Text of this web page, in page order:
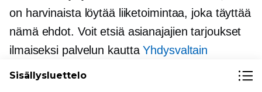
on harvinaista löytää liiketoimintaa, joka täyttää
nämä ehdot. Voit etsiä asianajajien tarjoukset
ilmaiseksi palvelun kauttaYhdysvaltain
oikeusministeriö
Sisällysluettelo